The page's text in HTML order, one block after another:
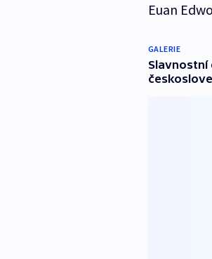
Euan
GALERIE
Slavnostní